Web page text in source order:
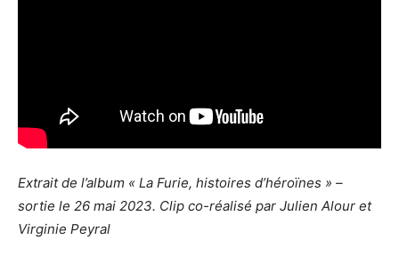
Extrait de l’album « La Furie, histoires d’héroïnes » –
sortie le 26 mai 2023. Clip co-réalisé par Julien Alour et
Virginie Peyral